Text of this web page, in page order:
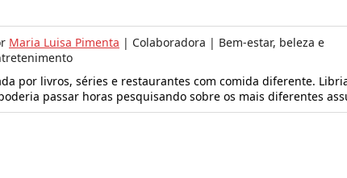
Maria Luisa Pimenta | Colaboradora | Bem-estar, beleza e
por livros, séries e restaurantes com comida diferente.
passar horas pesquisando sobre os mais diferentes